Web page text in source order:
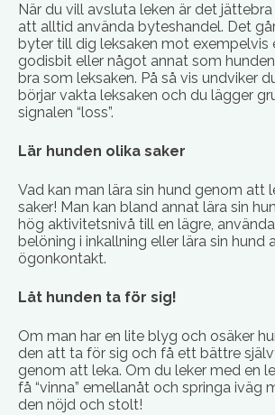
När du vill avsluta leken är det
att alltid använda byteshandel. Det
byter till dig leksaken mot exempelvis
godisbit eller något annat som
bra som leksaken. På så vis undviker
börjar vakta leksaken och du lägger
signalen “loss”.
Lär hunden olika saker
Vad kan man lära sin hund genom att
saker! Man kan bland annat lära sin
hög aktivitetsnivå till en lägre,
belöning i inkallning eller lära sin hund
ögonkontakt.
Låt hunden ta för sig!
Om man har en lite blyg och osäker
den att ta för sig och få ett bättre
genom att leka. Om du leker med en
få “vinna” emellanåt och springa iväg
den nöjd och stolt!